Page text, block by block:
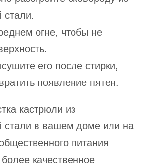
огне, чтобы не
его после стирки,
появление пятен.
кастрюли из
стали в вашем доме или на
питания
качественное